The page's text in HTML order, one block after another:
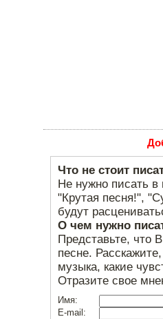
Что не стоит
Не нужно писать в
"Крутая песня!",
будут
О чем нужно
Представьте, что
песне.
музыка, какие
Отразите свое
Имя:
E-mail: